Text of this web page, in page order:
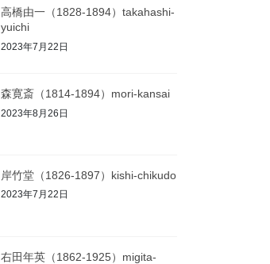
高橋由一（1828-1894）takahashi-
yuichi
2023年7月22日
森寛斎（1814-1894）mori-kansai
2023年8月26日
岸竹堂（1826-1897）kishi-chikudo
2023年7月22日
右田年英（1862-1925）migita-